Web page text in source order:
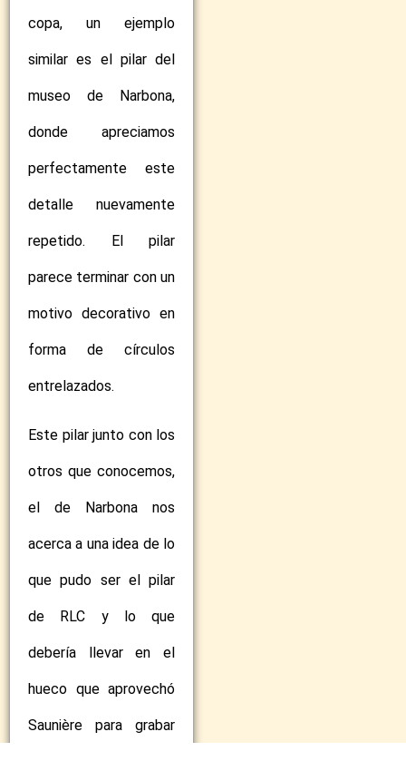
copa, un ejemplo
similar es el pilar del
museo de Narbona,
donde apreciamos
perfectamente este
detalle nuevamente
repetido. El pilar
parece terminar con un
motivo decorativo en
forma de círculos
entrelazados.
Este pilar junto con los
otros que conocemos,
el de Narbona nos
acerca a una idea de lo
que pudo ser el pilar
de RLC y lo que
debería llevar en el
hueco que aprovechó
Saunière para grabar